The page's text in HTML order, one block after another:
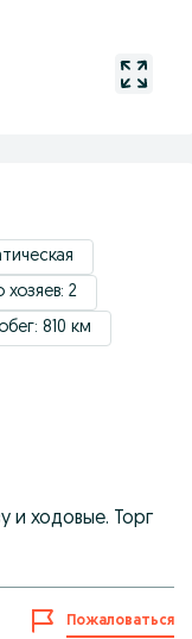
хозяев: 2
810 км
и ходовые. Торг
Пожаловаться